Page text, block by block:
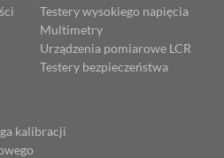
Testery wysokiego napięcia
Multimetry
Urządzenia pomiarowe LCR
Testery bezpieczeństwa
kalibracji